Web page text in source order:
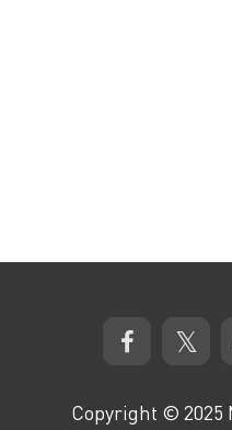
Copyright © 2025